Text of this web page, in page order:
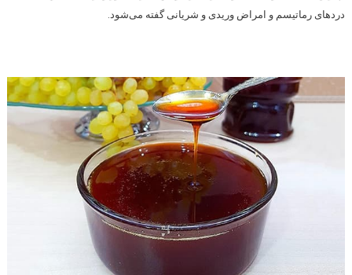
دردهای رماتیسم و امراض وریدی و شریانی گفته می‌شود.